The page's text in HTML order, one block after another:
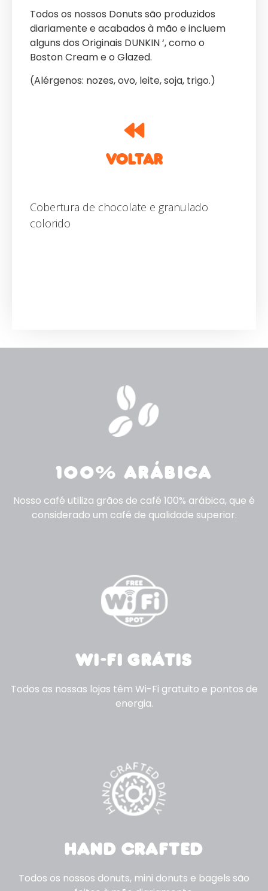
Todos os nossos Donuts são produzidos
diariamente e acabados à mão e incluem
alguns dos Originais DUNKIN ‘, como o
Boston Cream e o Glazed.
(Alérgenos: nozes, ovo, leite, soja, trigo.)
VOLTAR
Cobertura de chocolate e granulado
colorido
100% ARÁBICA
Nosso café utiliza grãos de café 100% arábica, que é
considerado um café de qualidade superior.
WI-FI GRÁTIS
Todos as nossas lojas têm Wi-Fi gratuito e pontos de
energia.
HAND CRAFTED
Todos os nossos donuts, mini donuts e bagels são